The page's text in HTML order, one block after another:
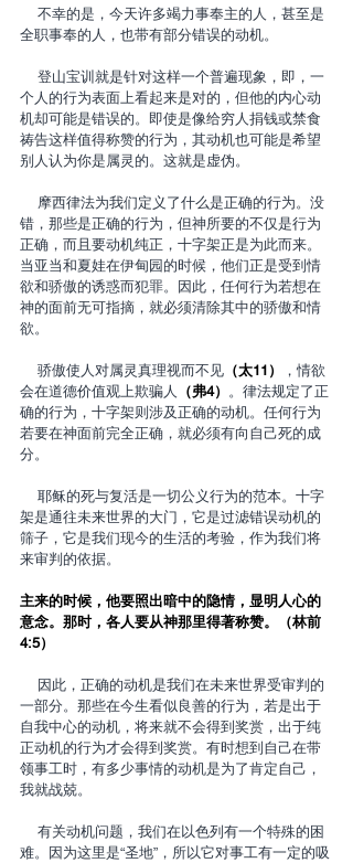
全职事奉的人，也带有部分错误的动机。
个人的行为表面上看起来是对的，但他的内心动
机却可能是错误的。即使是像给穷人捐钱或禁食
祷告这样值得称赞的行为，其动机也可能是希望
别人认为你是属灵的。这就是虚伪。
错，那些是正确的行为，但神所要的不仅是行为
正确，而且要动机纯正，十字架正是为此而来。
当亚当和夏娃在伊甸园的时候，他们正是受到情
欲和骄傲的诱惑而犯罪。因此，任何行为若想在
神的面前无可指摘，就必须清除其中的骄傲和情
欲。
    骄傲使人对属灵真理视而不见
（太11）
，情欲
会在道德价值观上欺骗人
（弗4） 。律法规定了正
确的行为，十字架则涉及正确的动机。任何行为
若要在神面前完全正确，就必须有向自己死的成
分。
架是通往未来世界的大门，它是过滤错误动机的
筛子，它是我们现今的生活的考验，作为我们将
来审判的依据。
主来的时候，他要照出暗中的隐情，显明人心的
意念。那时，各人要从神那里得著称赞。（林前
4:5）
一部分。那些在今生看似良善的行为，若是出于
自我中心的动机，将来就不会得到奖赏，出于纯
正动机的行为才会得到奖赏。有时想到自己在带
领事工时，有多少事情的动机是为了肯定自己，
我就战兢。
难。因为这里是“圣地”，所以它对事工有一定的吸